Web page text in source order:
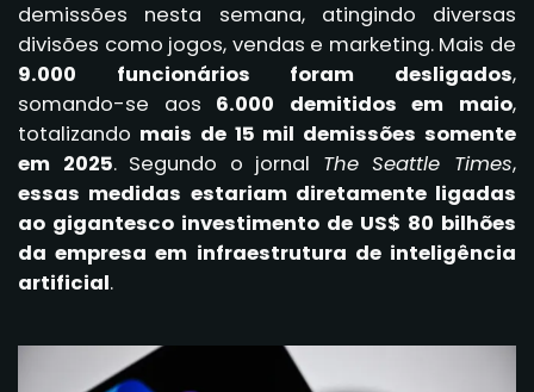
demissões nesta semana, atingindo diversas
divisões como jogos, vendas e marketing. Mais de
9.000 funcionários foram desligados,
somando-se aos 6.000 demitidos em maio,
totalizando mais de 15 mil demissões somente
em 2025. Segundo o jornal The Seattle Times,
essas medidas estariam diretamente ligadas
ao gigantesco investimento de US$ 80 bilhões
da empresa em infraestrutura de inteligência
artificial.